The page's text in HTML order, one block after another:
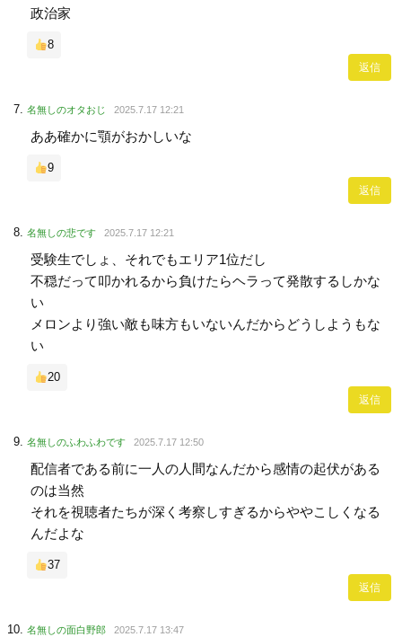
政治家
8
返信
名無しのオタおじ 2025.7.17 12:21
ああ確かに顎がおかしいな
9
返信
名無しの悲です 2025.7.17 12:21
受験生でしょ、それでもエリア1位だし
不穏だって叩かれるから負けたらヘラって発散するしかな
い
メロンより強い敵も味方もいないんだからどうしようもな
い
20
返信
名無しのふわふわです 2025.7.17 12:50
配信者である前に一人の人間なんだから感情の起伏がある
のは当然
それを視聴者たちが深く考察しすぎるからややこしくなる
んだよな
37
返信
名無しの面白野郎 2025.7.17 13:47